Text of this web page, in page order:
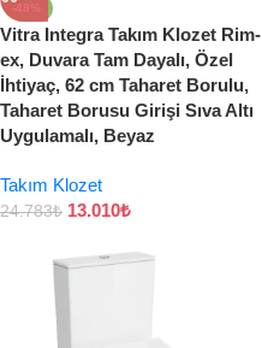
-48%
Vitra Integra Takım Klozet Rim-
ex, Duvara Tam Dayalı, Özel
İhtiyaç, 62 cm Taharet Borulu,
Taharet Borusu Girişi Sıva Altı
Uygulamalı, Beyaz
Takım Klozet
24.783₺ 13.010₺